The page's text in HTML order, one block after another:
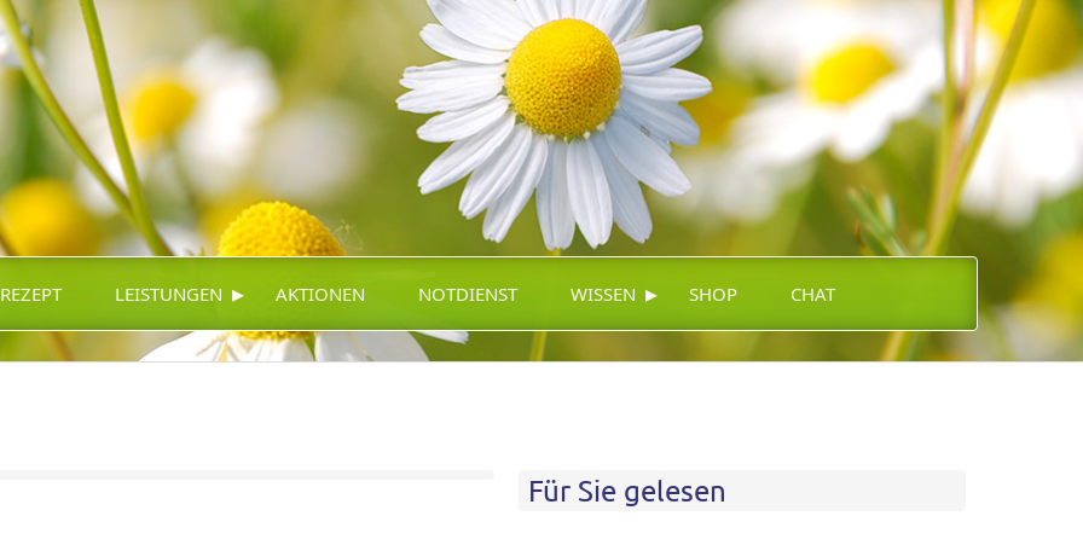
LEISTUNGEN ▸ AKTIONEN NOTDIENST WISSEN ▸ SHOP CHAT
Für Sie gelesen